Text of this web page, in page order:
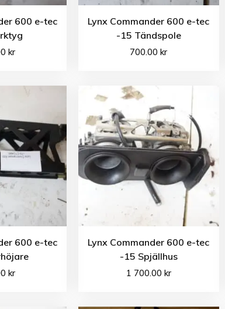
600 e-tec
kr
Lynx Commander 600 e-tec
-15 Tändspole
700.00kr
600 e-tec
kr
Lynx Commander 600 e-tec
-15 Spjällhus
1 700.00 kr